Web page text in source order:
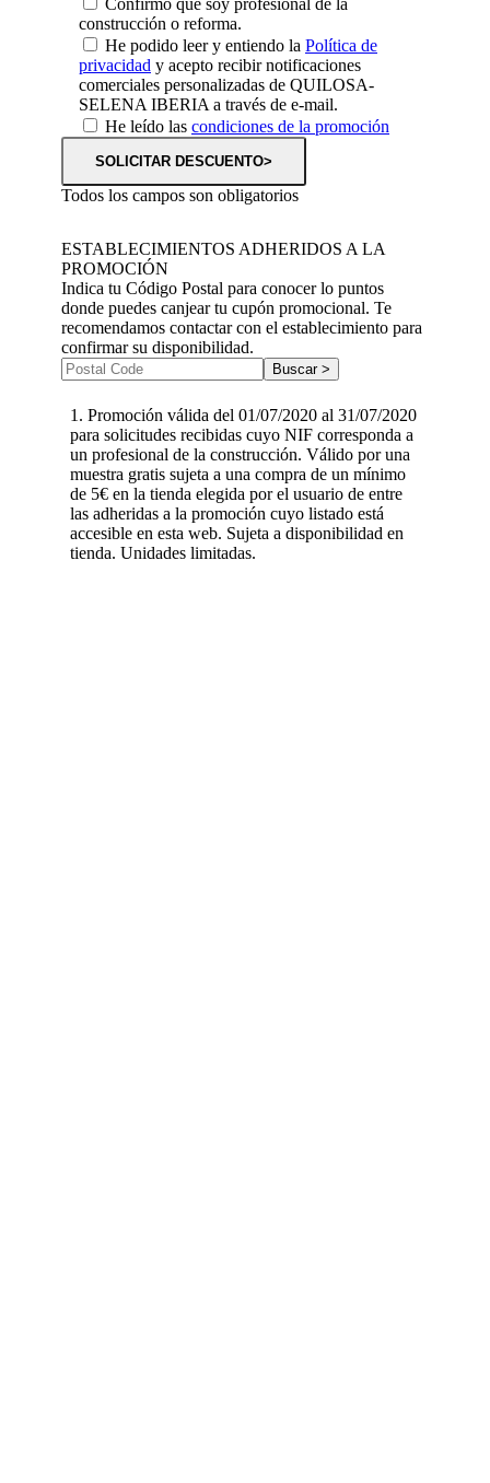
Confirmo que soy profesional de la
construcción o reforma.
He podido leer y entiendo la Política de
privacidad y acepto recibir notificaciones
comerciales personalizadas de QUILOSA-
SELENA IBERIA a través de e-mail.
He leído las condiciones de la promoción
Todos los campos son obligatorios
ESTABLECIMIENTOS ADHERIDOS A LA
PROMOCIÓN
Indica tu Código Postal para conocer lo puntos
donde puedes canjear tu cupón promocional. Te
recomendamos contactar con el establecimiento para
confirmar su disponibilidad.
1. Promoción válida del 01/07/2020 al 31/07/2020
para solicitudes recibidas cuyo NIF corresponda a
un profesional de la construcción. Válido por una
muestra gratis sujeta a una compra de un mínimo
de 5€ en la tienda elegida por el usuario de entre
las adheridas a la promoción cuyo listado está
accesible en esta web. Sujeta a disponibilidad en
tienda. Unidades limitadas.